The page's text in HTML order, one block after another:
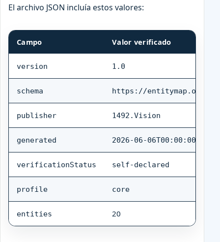
El archivo JSON incluía estos valores:
Campo Valor verificado
version 1.0
schema https://entitymap.org/
publisher 1492.Vision
generated 2026-06-06T00:00:00Z
verificationStatus self-declared
profile core
entities 20